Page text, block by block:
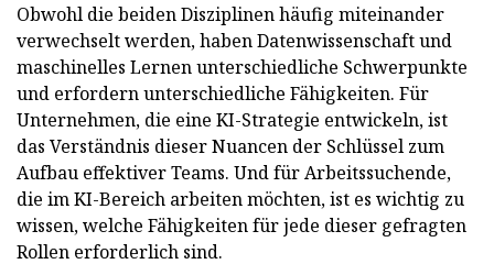
Obwohl die beiden Disziplinen häufig miteinander
verwechselt werden, haben Datenwissenschaft und
maschinelles Lernen unterschiedliche Schwerpunkte
und erfordern unterschiedliche Fähigkeiten. Für
Unternehmen, die eine KI-Strategie entwickeln, ist
das Verständnis dieser Nuancen der Schlüssel zum
Aufbau effektiver Teams. Und für Arbeitssuchende,
die im KI-Bereich arbeiten möchten, ist es wichtig zu
wissen, welche Fähigkeiten für jede dieser gefragten
Rollen erforderlich sind.